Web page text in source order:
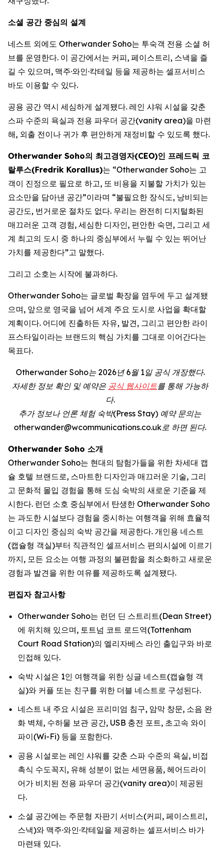
소셜 공간 중심의 설계
네스트 외에도 Otherwander Soho는 투숙객 전용 소셜 허
브를 운영한다. 이 공간에서는 커피, 페이스트리, 스낵을 즐
길 수 있으며, 맥주·와인·칵테일 등을 제공하는 셀프서비스
바도 이용할 수 있다.
공용 공간 역시 세심하게 설계됐다. 레인 샤워 시설을 갖춘
스파 수준의 욕실과 전용 파우더 공간(vanity area)을 마련
해, 외출 전이나 귀가 후 편안하게 재정비할 수 있도록 했다.
Otherwander Soho의 최고경영자(CEO)인 프레드릭 코
랄루스(Fredrik Korallus)는 “Otherwander Soho는 고
객이 진정으로 필요로 하고, 또 비용을 지불할 가치가 있는
요소만을 담아낸 공간”이라며 “불필요한 장식도, 낭비되는
공간도, 번거로운 절차도 없다. 우리는 완전히 디지털화된
매끄러운 고객 경험, 세심한 디자인, 편안한 숙면, 그리고 세
계 최고의 도시 중 하나의 중심부에서 누릴 수 있는 뛰어난
가치를 제공한다”고 말했다.
그리고 소호는 시작에 불과하다.
Otherwander Soho는 글로벌 확장을 염두에 두고 설계됐
으며, 앞으로 영국을 넘어 세계 주요 도시로 사업을 확대할
계획이다. 어디에 진출하든 자유, 발견, 그리고 편안한 라이
프스타일이라는 브랜드의 핵심 가치를 그대로 이어간다는
목표다.
Otherwander Soho는 2026년 6월 1일 공식 개장했다.
자세한 정보 확인 및 예약은 공식 웹사이트를 통해 가능하
다.
추가 정보나 언론 체험 숙박(Press Stay) 예약 문의는
otherwander@wcommunications.co.uk로 하면 된다.
Otherwander Soho 소개
Otherwander Soho는 현대의 탐험가들을 위한 차세대 캡
슐 호텔 브랜드로, 스마트한 디자인과 매끄러운 기술, 그리
고 문화적 몰입 경험을 통해 도심 숙박의 새로운 기준을 제
시한다. 런던 소호 중심부에서 탄생한 Otherwander Soho
는 과도한 시설보다 경험을 중시하는 여행객을 위해 효율적
이고 디자인 중심의 숙박 공간을 제공한다. 개인용 네스트
(캡슐형 객실)부터 직관적인 셀프서비스 편의시설에 이르기
까지, 모든 요소는 여행 과정의 불편함을 최소화하고 새로운
경험과 발견을 위한 여유를 제공하도록 설계됐다.
편집자 참고사항
Otherwander Soho는 런던 딘 스트리트(Dean Street)
에 위치해 있으며, 토트넘 코트 로드역(Tottenham
Court Road Station)의 엘리자베스 라인 출입구와 바로
인접해 있다.
숙박 시설은 1인 여행객을 위한 싱글 네스트(캡슐형 객
실)와 커플 또는 친구를 위한 더블 네스트로 구성된다.
네스트 내 주요 시설은 프리미엄 침구, 암막 창문, 소음 완
화 벽체, 수하물 보관 공간, USB 충전 포트, 초고속 와이
파이(Wi-Fi) 등을 포함한다.
공용 시설로는 레인 샤워를 갖춘 스파 수준의 욕실, 비접
촉식 수도꼭지, 유해 성분이 없는 세면용품, 헤어드라이
어가 비치된 전용 파우더 공간(vanity area)이 제공된
다.
소셜 공간에는 주문형 자판기 서비스(커피, 페이스트리,
스낵)와 맥주·와인·칵테일을 제공하는 셀프서비스 바가
마련돼 있다.